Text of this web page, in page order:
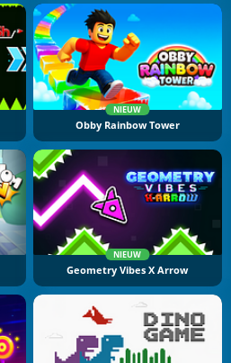
NIEUW
Obby Rainbow Tower
NIEUW
Geometry Vibes X Arrow